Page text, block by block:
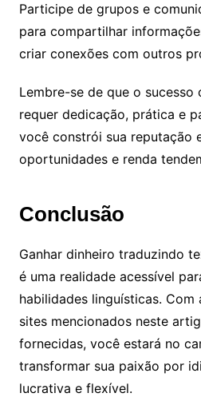
Participe de grupos e
para compartilhar
criar conexões com outros
Lembre-se de que o
requer dedicação, prática e
você constrói sua reputação
oportunidades e renda
Conclusão
Ganhar dinheiro traduzindo
é uma realidade acessível
habilidades linguísticas. Com
sites mencionados neste
fornecidas, você estará no
transformar sua paixão por
lucrativa e flexível.